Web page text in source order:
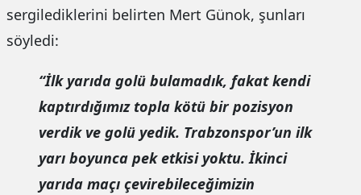
sergilediklerini belirten Mert Günok, şunları
söyledi:
“İlk yarıda golü bulamadık, fakat kendi
kaptırdığımız topla kötü bir pozisyon
verdik ve golü yedik. Trabzonspor’un ilk
yarı boyunca pek etkisi yoktu. İkinci
yarıda maçı çevirebileceğimizin